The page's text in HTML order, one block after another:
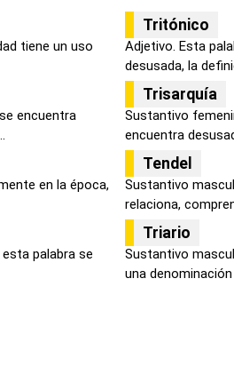
tiene un uso
Tritónico
Adjetivo. Esta
desusada, la
encuentra
Trisarquía
Sustantivo
encuentra
en la época,
Tendel
Sustantivo
relaciona,
palabra se
Triario
Sustantivo
una